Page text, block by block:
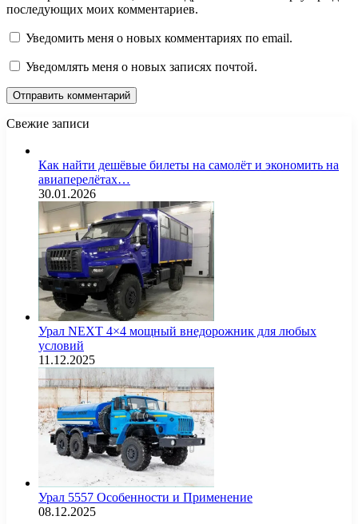
последующих моих комментариев.
Уведомить меня о новых комментариях по email.
Уведомлять меня о новых записях почтой.
Свежие записи
Как найти дешёвые билеты на самолёт и экономить на
авиаперелётах…
30.01.2026
Урал NEXT 4×4 мощный внедорожник для любых
условий
11.12.2025
Урал 5557 Особенности и Применение
08.12.2025